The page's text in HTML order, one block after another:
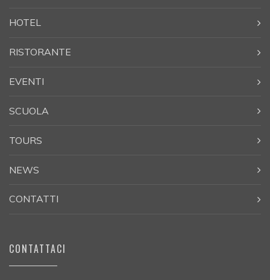
HOTEL
RISTORANTE
EVENTI
SCUOLA
TOURS
NEWS
CONTATTI
CONTATTACI